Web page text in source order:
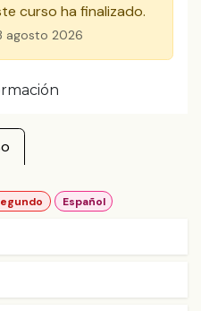
curso ha finalizado.
agosto 2026
Español